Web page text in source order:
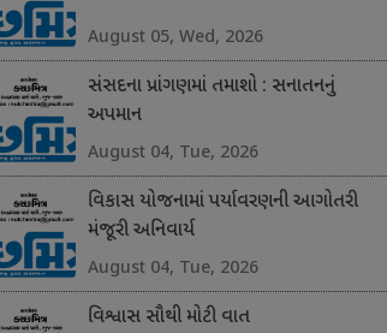
August 05, Wed, 2026
સંસદના પ્રાંગણમાં તમાશો : સનાતનનું
અપમાન
August 04, Tue, 2026
વિકાસ યોજનામાં પર્યાવરણની આગોતરી
મંજૂરી અનિવાર્ય
August 04, Tue, 2026
વિશ્વાસ સૌથી મોટી વાત